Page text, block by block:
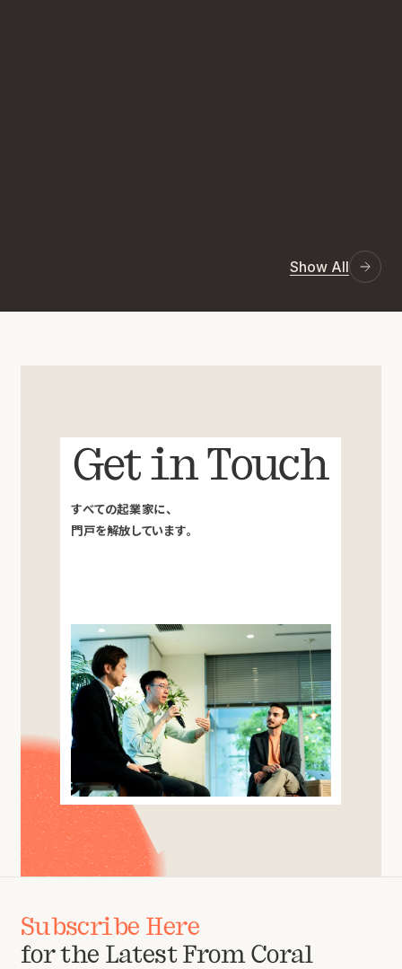
Show All
Get in Touch
すべての起業家に、
門戸を解放しています。
Subscribe Here
for the Latest From Coral